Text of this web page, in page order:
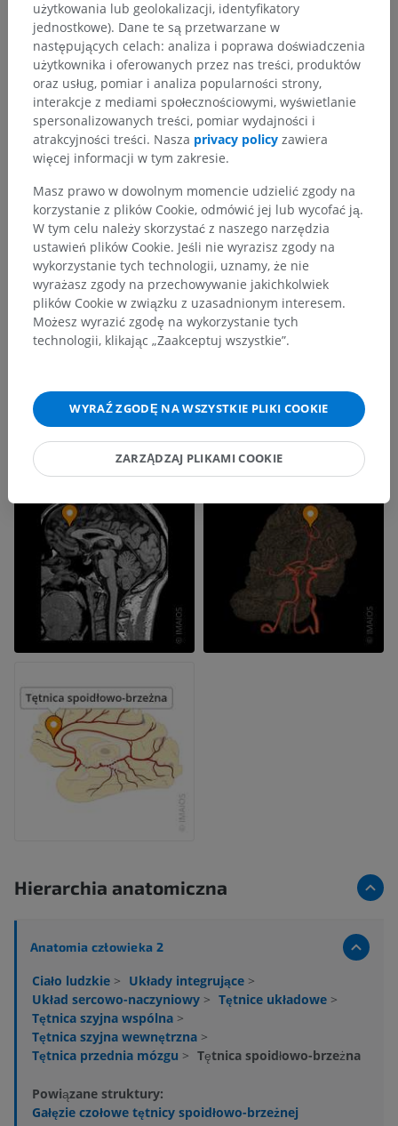
Hierarchia anatomiczna
Anatomia człowieka 2
Ciało ludzkie > Układy integrujące >
Układ sercowo-naczyniowy > Tętnice układowe >
Tętnica szyjna wspólna >
Tętnica szyjna wewnętrzna >
Tętnica przednia mózgu > Tętnica spoidłowo-brzeżna
Powiązane struktury:
Gałęzie czołowe tętnicy spoidłowo-brzeżnej
użytkowania lub geolokalizacji, identyfikatory
jednostkowe). Dane te są przetwarzane w
następujących celach: analiza i poprawa doświadczenia
użytkownika i oferowanych przez nas treści, produktów
oraz usług, pomiar i analiza popularności strony,
interakcje z mediami społecznościowymi, wyświetlanie
spersonalizowanych treści, pomiar wydajności i
atrakcyjności treści. Nasza privacy policy zawiera
więcej informacji w tym zakresie.
Masz prawo w dowolnym momencie udzielić zgody na
korzystanie z plików Cookie, odmówić jej lub wycofać ją.
W tym celu należy skorzystać z naszego narzędzia
ustawień plików Cookie. Jeśli nie wyrazisz zgody na
wykorzystanie tych technologii, uznamy, że nie
wyrażasz zgody na przechowywanie jakichkolwiek
plików Cookie w związku z uzasadnionym interesem.
Możesz wyrazić zgodę na wykorzystanie tych
technologii, klikając „Zaakceptuj wszystkie”.
WYRAŹ ZGODĘ NA WSZYSTKIE PLIKI COOKIE
ZARZĄDZAJ PLIKAMI COOKIE